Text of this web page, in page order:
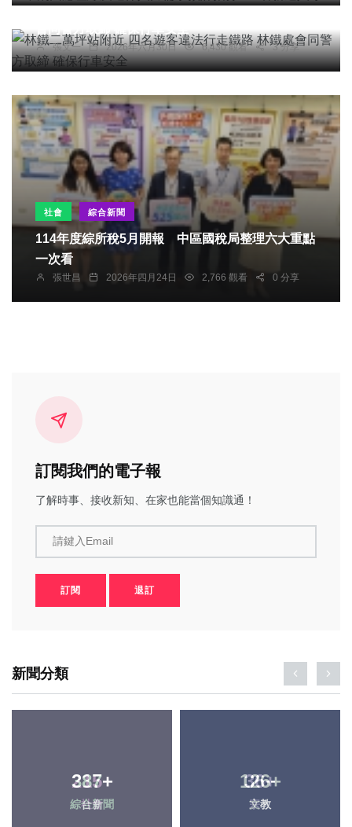
林鐵二萬坪站附近 四名遊客違法行走鐵路 林鐵處
張文一 2026年六月30日 6,430 觀看 3 分享
社會 綜合新聞
114年度綜所稅5月開報 中區國稅局整理六大重點
一次看
張世昌 2026年四月24日 2,766 觀看 0 分享
訂閱我們的電子報
了解時事、接收新知、在家也能當個知識通！
請鍵入Email
訂閱 退訂
新聞分類
215+
社會
36+
宗教